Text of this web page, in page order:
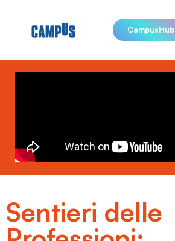
CampusHub
Sentieri delle